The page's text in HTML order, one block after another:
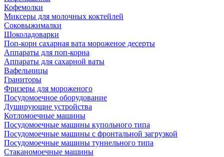
Кофемолки
Миксеры для молочных коктейлей
Соковыжималки
Шоколадоварки
Поп-корн сахарная вата мороженое десерты
Аппараты для поп-корна
Аппараты для сахарной ваты
Вафельницы
Граниторы
Фризеры для мороженого
Посудомоечное оборудование
Душирующие устройства
Котломоечные машины
Посудомоечные машины купольного типа
Посудомоечные машины с фронтальной загрузкой
Посудомоечные машины туннельного типа
Стаканомоечные машины